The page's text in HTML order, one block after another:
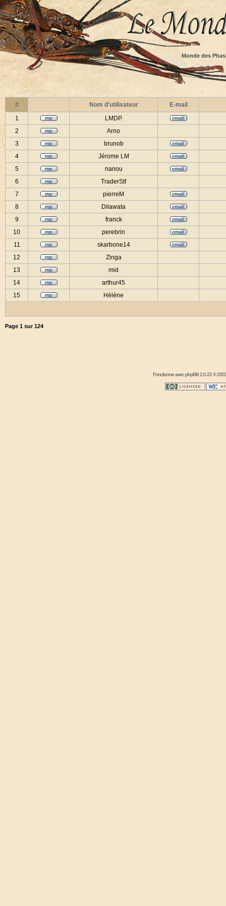
Monde des
# Nom d'utilisateur
E-mail
1
LMDP.
2
Arno
3
brunob
4
Jérome LM
5
nanou
6
TraderStf
7
pierreM
8
Dilawata
9
franck
10
perebrin
11
skarbone14
12
Zinga
13
mid
14
arthur45
15
Hélène
Page 1 sur124
Fonctionne avecphpBB2.0.22 ©